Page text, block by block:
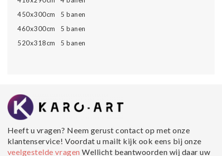
450x300cm 5 banen
460x300cm 5 banen
520x318cm 5 banen
Heeft u vragen? Neem gerust contact op met onze
klantenservice! Voordat u mailt kijk ook eens bij onze
veelgestelde vragenWellicht beantwoorden wij daar uw